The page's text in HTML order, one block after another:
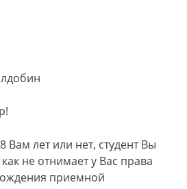
Вам лет или нет, студент Вы
не отнимает у Вас​ права
приемной